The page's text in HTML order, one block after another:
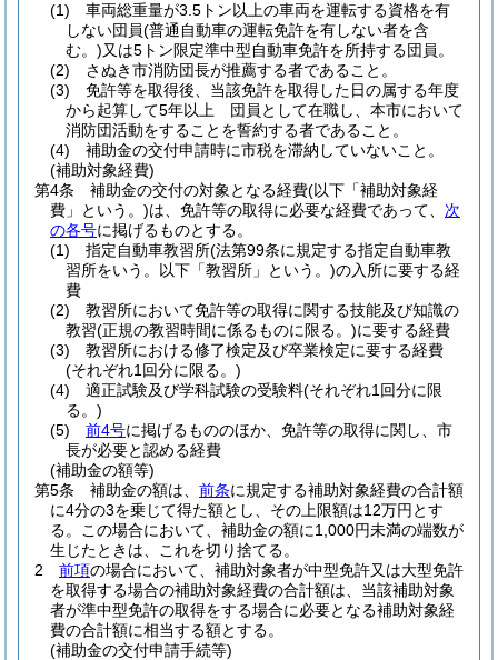
(1)
車両総重量が3.5トン以上の車両を運転する資格を有
しない団員(普通自動車の運転免許を有しない者を含
む。)又は5トン限定準中型自動車免許を所持する団員。
(2)
さぬき市消防団長が推薦する者であること。
(3)
免許等を取得後、当該免許を取得した日の属する年度
から起算して5年以上 団員として在職し、本市において
消防団活動をすることを誓約する者であること。
(4)
補助金の交付申請時に市税を滞納していないこと。
(補助対象経費)
第4条
補助金の交付の対象となる経費(以下「補助対象経
費」という。)は、免許等の取得に必要な経費であって、 次
の各号に掲げるものとする。
(1)
指定自動車教習所(法第99条に規定する指定自動車教
習所をいう。以下「教習所」という。)の入所に要する経
費
(2)
教習所において免許等の取得に関する技能及び知識の
教習(正規の教習時間に係るものに限る。)に要する経費
(3)
教習所における修了検定及び卒業検定に要する経費
(それぞれ1回分に限る。)
(4)
適正試験及び学科試験の受験料(それぞれ1回分に限
る。)
(5)
前4号に掲げるもののほか、免許等の取得に関し、市
長が必要と認める経費
(補助金の額等)
第5条
補助金の額は、 前条に規定する補助対象経費の合計額
に4分の3を乗じて得た額とし、その上限額は12万円とす
る。
この場合において、補助金の額に1,000円未満の端数が
生じたときは、これを切り捨てる。
2
前項の場合において、補助対象者が中型免許又は大型免許
を取得する場合の補助対象経費の合計額は、当該補助対象
者が準中型免許の取得をする場合に必要となる補助対象経
費の合計額に相当する額とする。
(補助金の交付申請手続等)